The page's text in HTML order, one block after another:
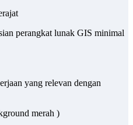
perangkat lunak GIS minimal
yang relevan dengan
merah )